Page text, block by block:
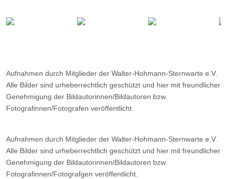
Aufnahmen durch Mitglieder der Walter-Hohmann-Sternwarte e.V.
Alle Bilder sind urheberrechtlich geschützt und hier mit freundlicher
Genehmigung der Bildautorinnen/Bildautoren bzw.
Fotografinnen/Fotografen veröffentlicht.
Aufnahmen durch Mitglieder der Walter-Hohmann-Sternwarte e.V.
Alle Bilder sind urheberrechtlich geschützt und hier mit freundlicher
Genehmigung der Bildautorinnen/Bildautoren bzw.
Fotografinnen/Fotografgen veröffentlicht.